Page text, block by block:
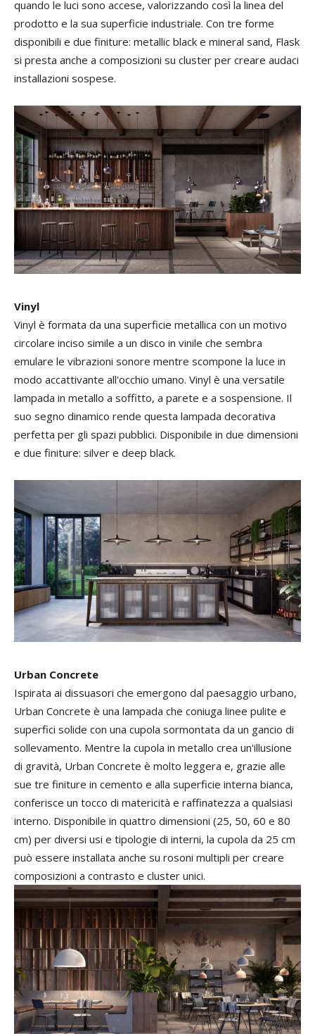
quando le luci sono accese, valorizzando così la linea del
prodotto e la sua superficie industriale. Con tre forme
disponibili e due finiture: metallic black e mineral sand, Flask
si presta anche a composizioni su cluster per creare audaci
installazioni sospese.
Vinyl
Vinyl è formata da una superficie metallica con un motivo
circolare inciso simile a un disco in vinile che sembra
emulare le vibrazioni sonore mentre scompone la luce in
modo accattivante all'occhio umano. Vinyl è una versatile
lampada in metallo a soffitto, a parete e a sospensione. Il
suo segno dinamico rende questa lampada decorativa
perfetta per gli spazi pubblici. Disponibile in due dimensioni
e due finiture: silver e deep black.
Urban Concrete
Ispirata ai dissuasori che emergono dal paesaggio urbano,
Urban Concrete è una lampada che coniuga linee pulite e
superfici solide con una cupola sormontata da un gancio di
sollevamento. Mentre la cupola in metallo crea un'illusione
di gravità, Urban Concrete è molto leggera e, grazie alle
sue tre finiture in cemento e alla superficie interna bianca,
conferisce un tocco di matericità e raffinatezza a qualsiasi
interno. Disponibile in quattro dimensioni (25, 50, 60 e 80
cm) per diversi usi e tipologie di interni, la cupola da 25 cm
può essere installata anche su rosoni multipli per creare
composizioni a contrasto e cluster unici.